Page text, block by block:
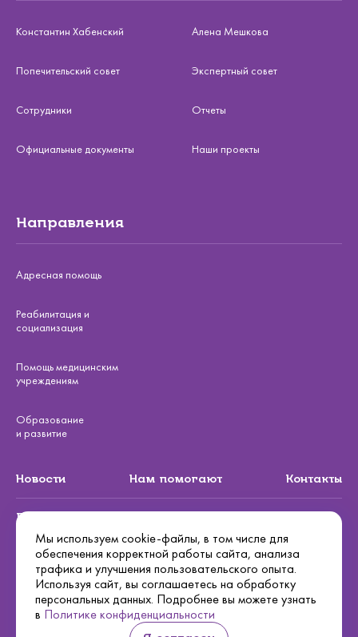
Мы используем cookie-файлы, в том числе для
обеспечения корректной работы сайта, анализа
трафика и улучшения пользовательского опыта.
Используя сайт, вы соглашаетесь на обработку
персональных данных. Подробнее вы можете узнать
в Политике конфиденциальности
Константин Хабенский Алена Мешкова
Попечительский совет Экспертный совет
Сотрудники Отчеты
Официальные документы Наши проекты
Направления
Адресная помощь
Реабилитация и
социализация
Помощь медицинским
учреждениям
Образование
и развитие
Новости Нам помогают Контакты
Подписаться на рассылку
Подписаться
Политика конфиденциальности